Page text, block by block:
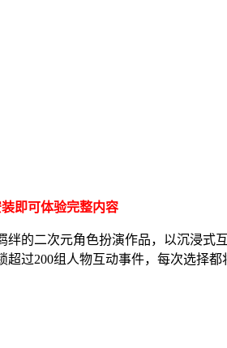
即可体验完整内容
绊的二次元角色扮演作品，以沉浸式
过200组人物互动事件，每次选择都